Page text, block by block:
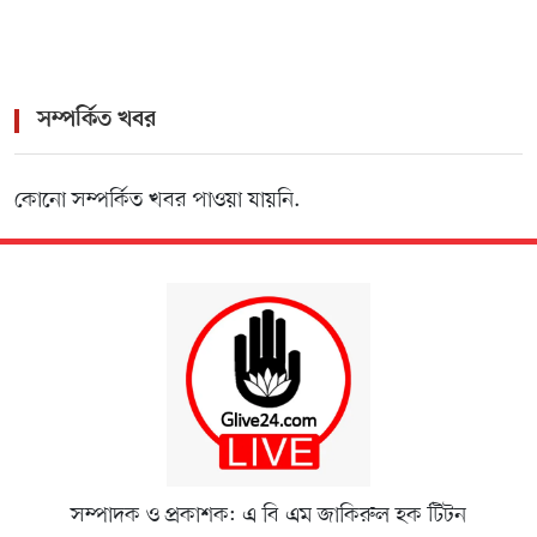
সম্পর্কিত খবর
কোনো সম্পর্কিত খবর পাওয়া যায়নি.
সম্পাদক ও প্রকাশক: এ বি এম জাকিরুল হক টিটন